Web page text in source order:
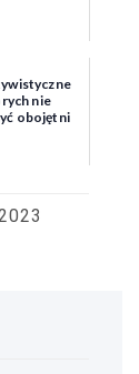
nie
obojętni